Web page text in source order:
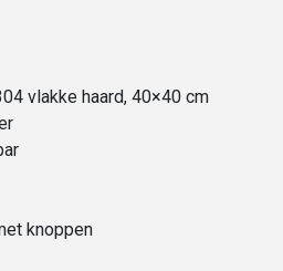
vlakke haard, 40×40 cm
knoppen